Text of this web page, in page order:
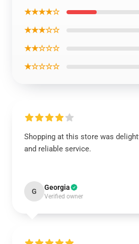
★★★★☆
★★★☆☆
★★☆☆☆
★☆☆☆☆
Shopping at this store was
and reliable service.
G Georgia
Verified owner